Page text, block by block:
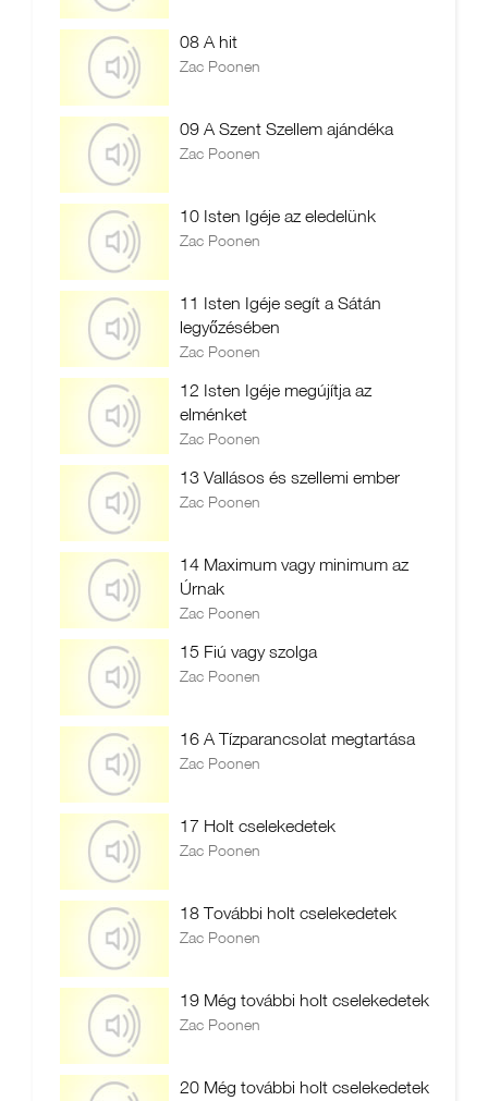
08 A hit
Zac Poonen
09 A Szent Szellem ajándéka
Zac Poonen
10 Isten Igéje az eledelünk
Zac Poonen
11 Isten Igéje segít a Sátán
legyőzésében
Zac Poonen
12 Isten Igéje megújítja az
elménket
Zac Poonen
13 Vallásos és szellemi ember
Zac Poonen
14 Maximum vagy minimum az
Úrnak
Zac Poonen
15 Fiú vagy szolga
Zac Poonen
16 A Tízparancsolat megtartása
Zac Poonen
17 Holt cselekedetek
Zac Poonen
18 További holt cselekedetek
Zac Poonen
19 Még további holt cselekedetek
Zac Poonen
20 Még további holt cselekedetek